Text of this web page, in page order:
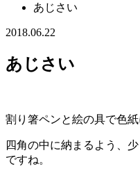
あじさい
2018.06.22
あじさい
割り箸ペンと絵の具で色紙
四角の中に納まるよう、
ですね。